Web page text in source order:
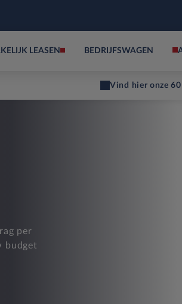
LEASEN BEDRIJFSWAGEN
Vind hier onze
per
budget